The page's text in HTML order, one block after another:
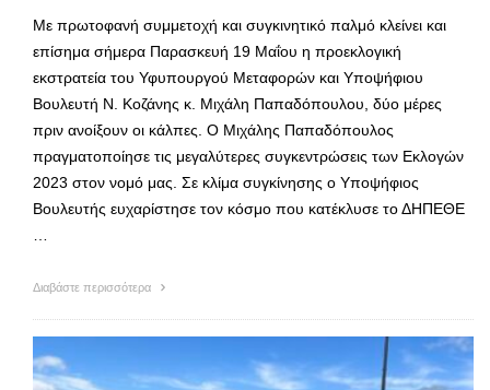
Με πρωτοφανή συμμετοχή και συγκινητικό παλμό κλείνει και
επίσημα σήμερα Παρασκευή 19 Μαΐου η προεκλογική
εκστρατεία του Υφυπουργού Μεταφορών και Υποψήφιου
Βουλευτή Ν. Κοζάνης κ. Μιχάλη Παπαδόπουλου, δύο μέρες
πριν ανοίξουν οι κάλπες. Ο Μιχάλης Παπαδόπουλος
πραγματοποίησε τις μεγαλύτερες συγκεντρώσεις των Εκλογών
2023 στον νομό μας. Σε κλίμα συγκίνησης ο Υποψήφιος
Βουλευτής ευχαρίστησε τον κόσμο που κατέκλυσε το ΔΗΠΕΘΕ
…
Διαβάστε περισσότερα